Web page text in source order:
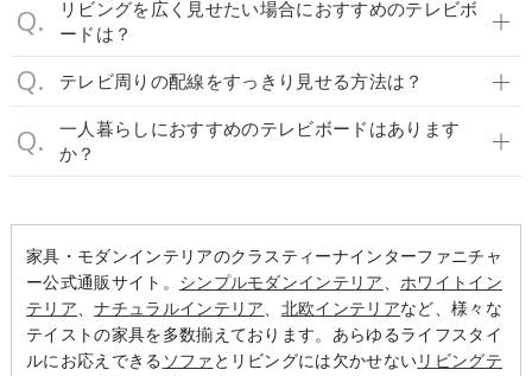
く使えます。
リビングを広く見せたい場合におすすめのテレビボ
ードは？
テレビ周りの配線をすっきり見せる方法は？
一人暮らしにおすすめのテレビボードはあります
か？
家具・モダンインテリアのクラスティーナインターファニチャ
ー公式通販サイト。 シンプルモダンインテリア
ホワイトイン
テリア 、ナチュラルインテリア 北欧インテリアなど、様々な
テイストの家具を多数揃えております。あらゆるライフスタイ
ルにお応えできる ソファ とリビングには欠かせないリビングテ